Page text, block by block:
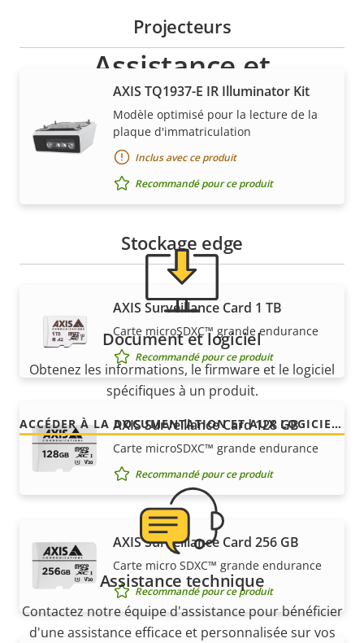
Projecteurs
AXIS TQ1937-E IR Illuminator Kit
Modèle optimisé pour la lecture de la
plaque d'immatriculation
Inclus avec ce produit
Recommandé pour ce produit
Stockage edge
AXIS Surveillance Card 1 TB
Carte microSDXC™ grande endurance
Recommandé pour ce produit
AXIS Surveillance Card 128 GB
Carte microSDXC™ grande endurance
Recommandé pour ce produit
AXIS Surveillance Card 256 GB
Carte micro SDXC™ grande endurance
Recommandé pour ce produit
Assistance et
ressources
Besoin d'informations sur les produits Axis, le
logiciel ou de l'aide d'un expert ?
Document et logiciel
Obtenez les informations, le firmware et le logiciel
spécifiques à un produit.
ACCÉDER À LA DOCUMENTATION ET AUX LOGICIELS
Assistance technique
Contactez notre équipe d'assistance pour bénéficier
d'une assistance efficace et personnalisée sur vos